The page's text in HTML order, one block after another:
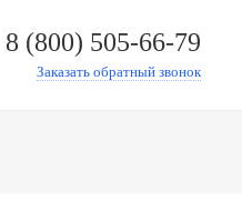
8 (800) 505-66-79
Заказать обратный звонок